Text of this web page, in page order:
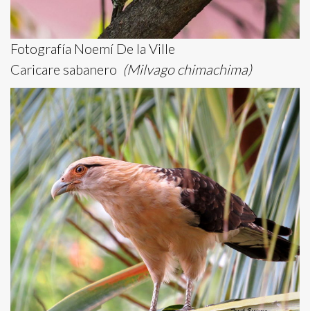
Fotografía Noemí De la Ville
Caricare sabanero (Milvago chimachima)